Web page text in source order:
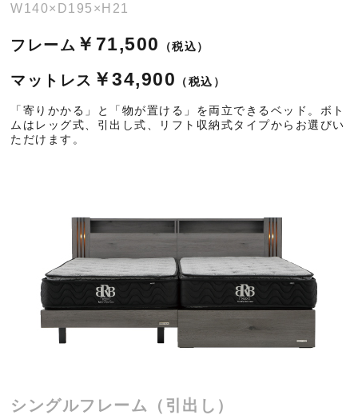
W140×D195×H21
フレーム ￥71,500 （税込）
マットレス ￥34,900 （税込）
「寄りかかる」と「物が置ける」を両立できるベッド。ボト
ムはレッグ式、引出し式、リフト収納式タイプからお選びい
ただけます。
シングルフレーム（引出し）